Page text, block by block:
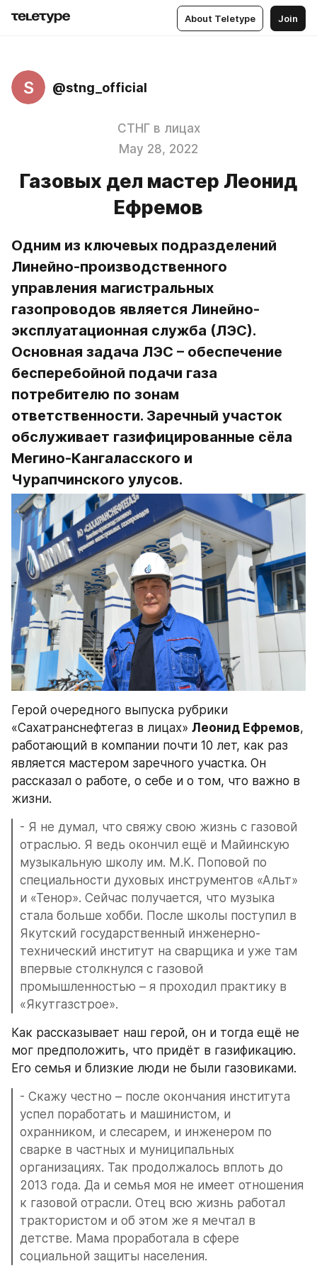
About Teletype Join
S @stng_official
СТНГ в лицах
May 28, 2022
Газовых дел мастер Леонид
Ефремов
Одним из ключевых подразделений
Линейно-производственного
управления магистральных
газопроводов является Линейно-
эксплуатационная служба (ЛЭС).
Основная задача ЛЭС – обеспечение
бесперебойной подачи газа
потребителю по зонам
ответственности. Заречный участок
обслуживает газифицированные сёла
Мегино-Кангаласского и
Чурапчинского улусов.
Герой очередного выпуска рубрики
«Сахатранснефтегаз в лицах» Леонид Ефремов,
работающий в компании почти 10 лет, как раз
является мастером заречного участка. Он
рассказал о работе, о себе и о том, что важно в
жизни.
- Я не думал, что свяжу свою жизнь с газовой
отраслью. Я ведь окончил ещё и Майинскую
музыкальную школу им. М.К. Поповой по
специальности духовых инструментов «Альт»
и «Тенор». Сейчас получается, что музыка
стала больше хобби. После школы поступил в
Якутский государственный инженерно-
технический институт на сварщика и уже там
впервые столкнулся с газовой
промышленностью – я проходил практику в
«Якутгазстрое».
Как рассказывает наш герой, он и тогда ещё не
мог предположить, что придёт в газификацию.
Его семья и близкие люди не были газовиками.
- Скажу честно – после окончания института
успел поработать и машинистом, и
охранником, и слесарем, и инженером по
сварке в частных и муниципальных
организациях. Так продолжалось вплоть до
2013 года. Да и семья моя не имеет отношения
к газовой отрасли. Отец всю жизнь работал
трактористом и об этом же я мечтал в
детстве. Мама проработала в сфере
социальной защиты населения.